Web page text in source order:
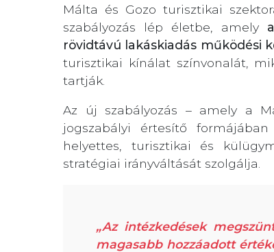
Málta és Gozo turisztikai
szabályozás lép életbe, amely
rövidtávú lakáskiadás működési
turisztikai kínálat színvonalát,
tartják.
Az új szabályozás – amely a
jogszabályi értesítő
helyettes, turisztikai és
stratégiai irányváltását szolgálja.
„Az intézkedések
magasabb hozzáadott